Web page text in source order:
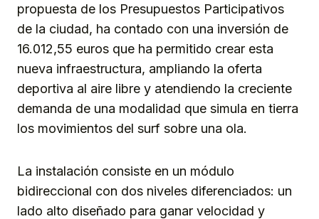
propuesta de los Presupuestos Participativos
de la ciudad, ha contado con una inversión de
16.012,55 euros que ha permitido crear esta
nueva infraestructura, ampliando la oferta
deportiva al aire libre y atendiendo la creciente
demanda de una modalidad que simula en tierra
los movimientos del surf sobre una ola.
La instalación consiste en un módulo
bidireccional con dos niveles diferenciados: un
lado alto diseñado para ganar velocidad y